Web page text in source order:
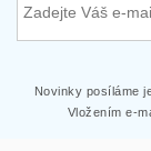
Novinky posíláme
Vložením e-